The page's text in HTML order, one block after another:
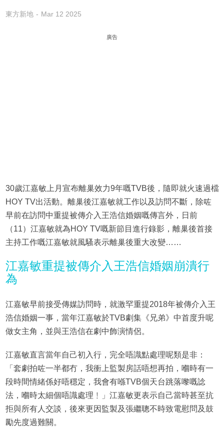
東方新地 Mar 12 2025
廣告
30歲江嘉敏上月宣布離巢效力9年嘅TVB後，隨即就火速過檔
HOY TV出活動。離巢後江嘉敏就工作以及訪問不斷，除咗
早前在訪問中重提被傳介入王浩信婚姻嘅傳言外，日前
（11）江嘉敏就為HOY TV嘅新節目進行錄影，離巢後首接
主持工作嘅江嘉敏就風騷表示離巢後重大改變……
江嘉敏重提被傳介入王浩信婚姻崩潰行
為
江嘉敏早前接受傳媒訪問時，就激罕重提2018年被傳介入王
浩信婚姻一事，當年江嘉敏於TVB劇集《兄弟》中首度升呢
做女主角，並與王浩信在劇中飾演情侶。
江嘉敏直言當年自己初入行，完全唔識點處理呢類是非：
「套劇拍咗一半都冇，我衝上監製房話唔想再拍，嗰時有一
段時間情緒係好唔穩定，我會有喺TVB個天台跳落嚟嘅諗
法，嗰時太細個唔識處理﹗」江嘉敏更表示自己當時甚至抗
拒與所有人交談，後來更因監製及張繼聰不時致電慰問及鼓
勵先度過難關。